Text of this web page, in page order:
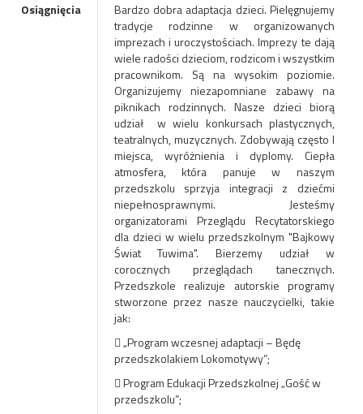
Osiągnięcia
Bardzo dobra adaptacja dzieci. Pielęgnujemy
tradycje rodzinne w organizowanych
imprezach i uroczystościach. Imprezy te dają
wiele radości dzieciom, rodzicom i wszystkim
pracownikom. Są na wysokim poziomie.
Organizujemy niezapomniane zabawy na
piknikach rodzinnych. Nasze dzieci biorą
udział w wielu konkursach plastycznych,
teatralnych, muzycznych. Zdobywają często I
miejsca, wyróżnienia i dyplomy. Ciepła
atmosfera, która panuje w naszym
przedszkolu sprzyja integracji z dziećmi
niepełnosprawnymi. Jesteśmy
organizatorami Przeglądu Recytatorskiego
dla dzieci w wielu przedszkolnym "Bajkowy
Świat Tuwima". Bierzemy udział w
corocznych przeglądach tanecznych.
Przedszkole realizuje autorskie programy
stworzone przez nasze nauczycielki, takie
jak:
 „Program wczesnej adaptacji – Będę
przedszkolakiem Lokomotywy”;
 Program Edukacji Przedszkolnej „Gość w
przedszkolu”;